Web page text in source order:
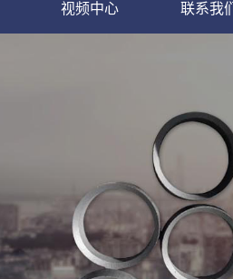
视频中心 联系我们